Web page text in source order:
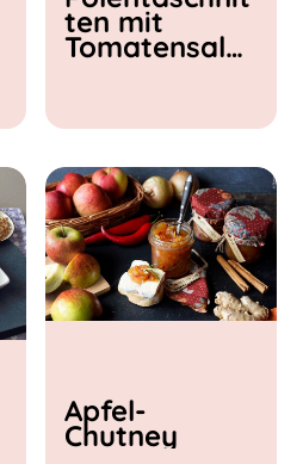
ten mit
Tomatensalat
Apfel-
Chutney